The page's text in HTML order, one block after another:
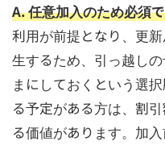
A. 任意加入のため必須
利用が前提となり、更
生するため、引っ越し
まにしておくという選
る予定がある方は、割
る価値があります。加